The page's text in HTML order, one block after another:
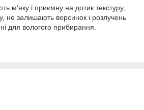
м'яку і приємну на дотик текстуру,
не залишають ворсинок і розлучень
для вологого прибирання.